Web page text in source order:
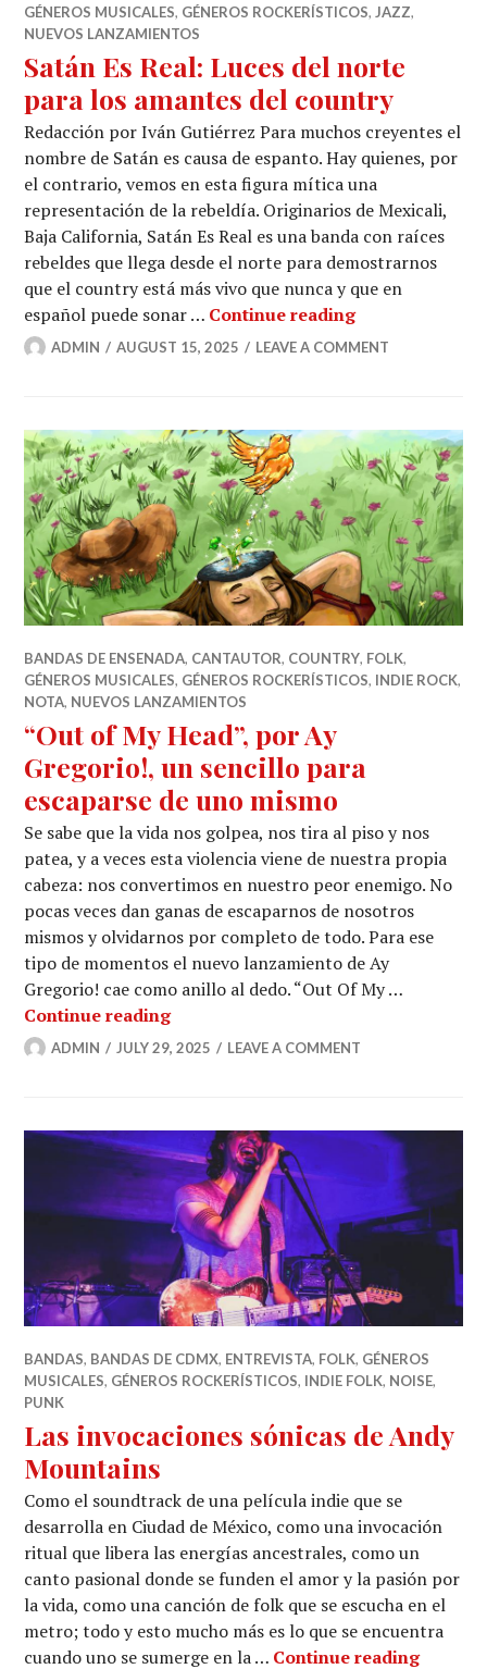
GÉNEROS MUSICALES, GÉNEROS ROCKERÍSTICOS, JAZZ,
NUEVOS LANZAMIENTOS
Satán Es Real: Luces del norte
para los amantes del country
Redacción por Iván Gutiérrez Para muchos creyentes el
nombre de Satán es causa de espanto. Hay quienes, por
el contrario, vemos en esta figura mítica una
representación de la rebeldía. Originarios de Mexicali,
Baja California, Satán Es Real es una banda con raíces
rebeldes que llega desde el norte para demostrarnos
que el country está más vivo que nunca y que en
español puede sonar … Continue readingSatán Es Real:
ADMIN AUGUST 15, 2025 LEAVE A COMMENT
BANDAS DE ENSENADA, CANTAUTOR, COUNTRY, FOLK,
GÉNEROS MUSICALES, GÉNEROS ROCKERÍSTICOS, INDIE ROCK,
NOTA, NUEVOS LANZAMIENTOS
“Out of My Head”, por Ay
Gregorio!, un sencillo para
escaparse de uno mismo
Se sabe que la vida nos golpea, nos tira al piso y nos
patea, y a veces esta violencia viene de nuestra propia
cabeza: nos convertimos en nuestro peor enemigo. No
pocas veces dan ganas de escaparnos de nosotros
mismos y olvidarnos por completo de todo. Para ese
tipo de momentos el nuevo lanzamiento de Ay
Gregorio! cae como anillo al dedo. “Out Of My …
Continue reading“Out of My Head”, por Ay Gregorio!,
ADMIN JULY 29, 2025 LEAVE A COMMENT
BANDAS, BANDAS DE CDMX, ENTREVISTA, FOLK, GÉNEROS
MUSICALES, GÉNEROS ROCKERÍSTICOS, INDIE FOLK, NOISE,
PUNK
Las invocaciones sónicas de Andy
Mountains
Como el soundtrack de una película indie que se
desarrolla en Ciudad de México, como una invocación
ritual que libera las energías ancestrales, como un
canto pasional donde se funden el amor y la pasión por
la vida, como una canción de folk que se escucha en el
metro; todo y esto mucho más es lo que se encuentra
cuando uno se sumerge en la … Continue readingLas